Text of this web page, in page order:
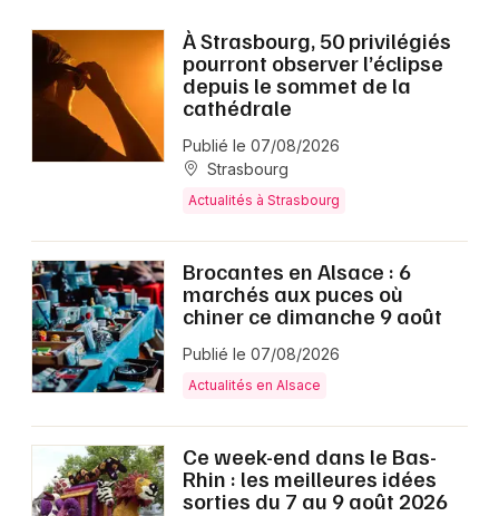
À Strasbourg, 50 privilégiés
pourront observer l’éclipse
depuis le sommet de la
cathédrale
Publié le 07/08/2026
Strasbourg
Actualités à Strasbourg
Brocantes en Alsace : 6
marchés aux puces où
chiner ce dimanche 9 août
Publié le 07/08/2026
Actualités en Alsace
Ce week-end dans le Bas-
Rhin : les meilleures idées
sorties du 7 au 9 août 2026